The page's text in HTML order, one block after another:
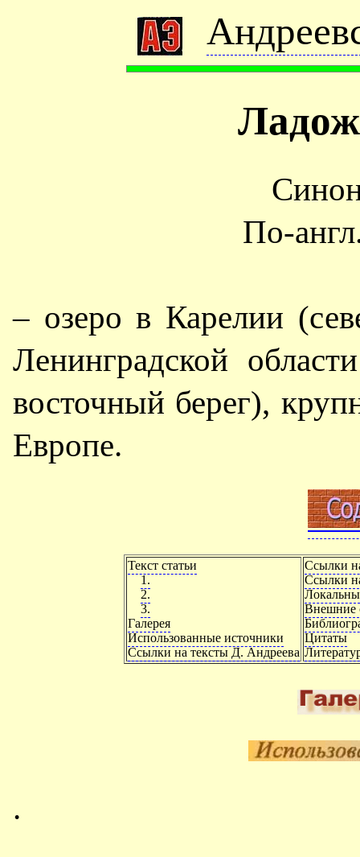
По-
– озеро в Карелии
Ленинградской
восточный берег),
Европе.
Текст статьи
1.
2.
3.
Галерея
Использованные источники
Ссылки на тексты Д. Андреева
Ссылки
Ссылки
Внешние
Цитаты
.